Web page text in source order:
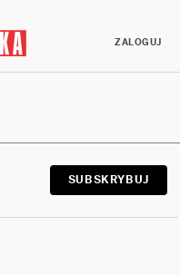
ZALOGUJ
SUBSKRYBUJ